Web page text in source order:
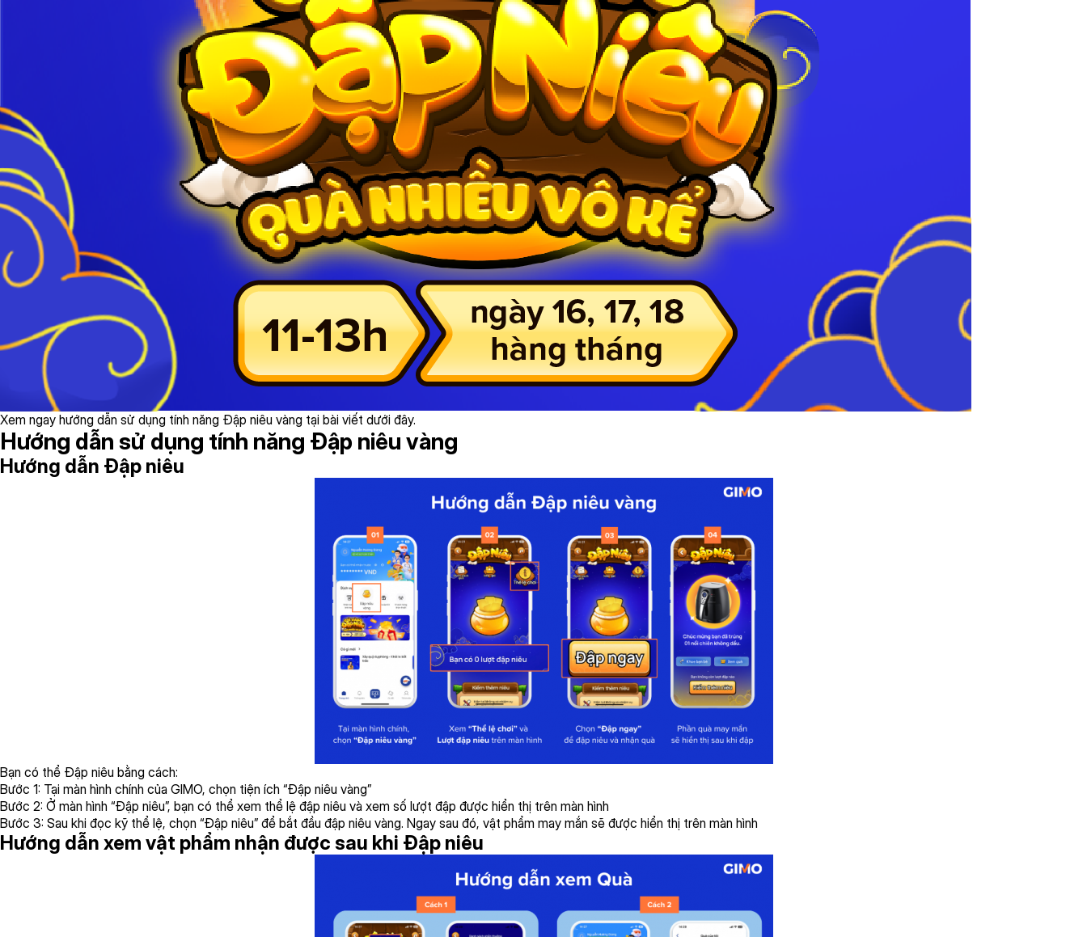
Xem ngay hướng dẫn sử dụng tính năng Đập niêu vàng tại bài viết dưới đây.
Hướng dẫn sử dụng tính năng Đập niêu vàng
Hướng dẫn Đập niêu
Bạn có thể Đập niêu bằng cách:
Bước 1: Tại màn hình chính của GIMO, chọn tiện ích “Đập niêu vàng”
Bước 2: Ở màn hình “Đập niêu”, bạn có thể xem thể lệ đập niêu và xem số lượt đập được hiển thị trên màn hình
Bước 3: Sau khi đọc kỹ thể lệ, chọn “Đập niêu” để bắt đầu đập niêu vàng. Ngay sau đó, vật phẩm may mắn sẽ được hiển thị trên màn hình
Hướng dẫn xem vật phẩm nhận được sau khi Đập niêu